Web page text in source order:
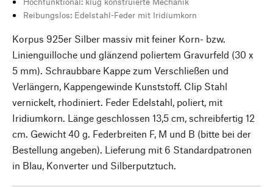
Reibungslos: Edelstahl-Feder mit Iridiumkorn
Korpus 925er Silber massiv mit feiner Korn- bzw.
Linienguilloche und glänzend poliertem Gravurfeld (30 x
5 mm). Schraubbare Kappe zum Verschließen und
Verlängern, Kappengewinde Kunststoff. Clip Stahl
vernickelt, rhodiniert. Feder Edelstahl, poliert, mit
Iridiumkorn. Länge geschlossen 13,5 cm, schreibfertig 12
cm. Gewicht 40 g. Federbreiten F, M und B (bitte bei der
Bestellung angeben). Lieferung mit 6 Standardpatronen
in Blau, Konverter und Silberputztuch.